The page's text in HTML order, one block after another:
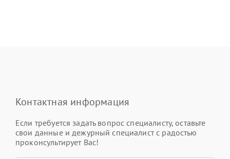
Контактная информация
Если требуется задать вопрос специалисту, оставьте
свои данные и дежурный специалист с радостью
проконсультирует Вас!